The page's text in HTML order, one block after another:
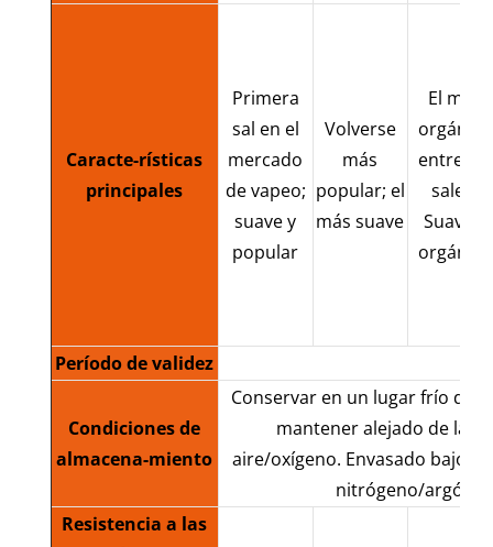
Caracte-rísticas
principales
Primera
sal en el
mercado
de vapeo;
suave y
popular
Volverse
más
popular; el
más suave
El más
orgánico
entre las
sales;
Suave y
orgánico
Período de validez
Condiciones de
almacena-miento
Conservar en un lugar frío de -
mantener alejado de la
aire/oxígeno. Envasado bajo
nitrógeno/argón.
Resistencia a las